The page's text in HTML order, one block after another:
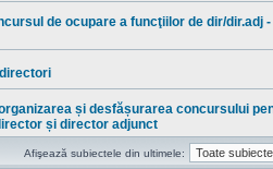
de ocupare a funcţiilor de dir/dir.adj -
și desfășurarea concursului
și director adjunct
Afişează subiectele din ultimele: